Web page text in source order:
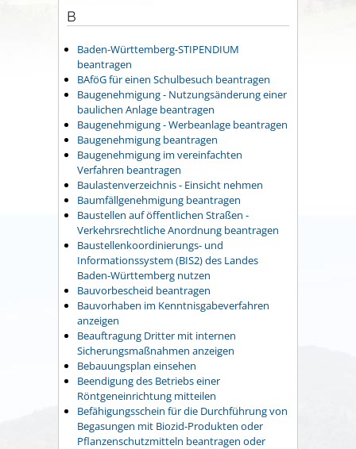
B
Baden-Württemberg-STIPENDIUM
beantragen
BAföG für einen Schulbesuch beantragen
Baugenehmigung - Nutzungsänderung einer
baulichen Anlage beantragen
Baugenehmigung - Werbeanlage beantragen
Baugenehmigung beantragen
Baugenehmigung im vereinfachten
Verfahren beantragen
Baulastenverzeichnis - Einsicht nehmen
Baumfällgenehmigung beantragen
Baustellen auf öffentlichen Straßen -
Verkehrsrechtliche Anordnung beantragen
Baustellenkoordinierungs- und
Informationssystem (BIS2) des Landes
Baden-Württemberg nutzen
Bauvorbescheid beantragen
Bauvorhaben im Kenntnisgabeverfahren
anzeigen
Beauftragung Dritter mit internen
Sicherungsmaßnahmen anzeigen
Bebauungsplan einsehen
Beendigung des Betriebs einer
Röntgeneinrichtung mitteilen
Befähigungsschein für die Durchführung von
Begasungen mit Biozid-Produkten oder
Pflanzenschutzmitteln beantragen oder